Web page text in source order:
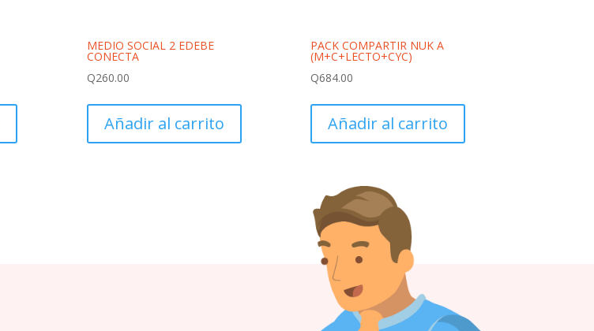
MEDIO SOCIAL 2 EDEBE
CONECTA
Q260.00
Añadir al carrito
PACK COMPARTIR NUK A
(M+C+LECTO+CYC)
Q684.00
Añadir al carrito